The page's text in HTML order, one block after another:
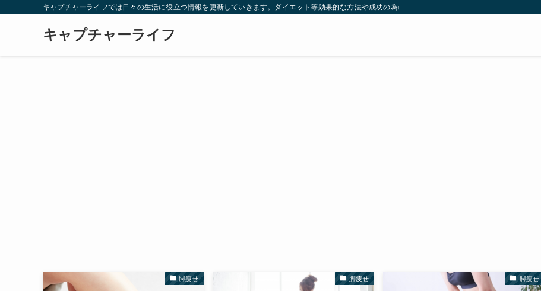
キャプチャーライフでは日々の生活に役立つ情報を更新していきます。ダイエット等効果的な方法や成功の為の秘訣等。太ったり悩んでいる方々が簡
キャプチャーライフ
脚痩せ 脚痩せ 脚痩せ